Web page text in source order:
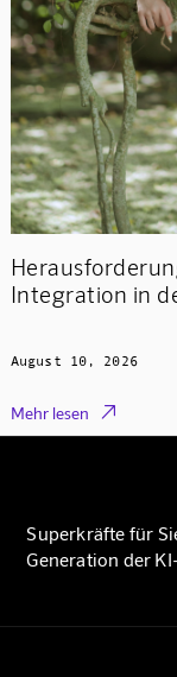
Integration in
August 10, 2026
Mehr lesen 
Superkräfte für
Generation der